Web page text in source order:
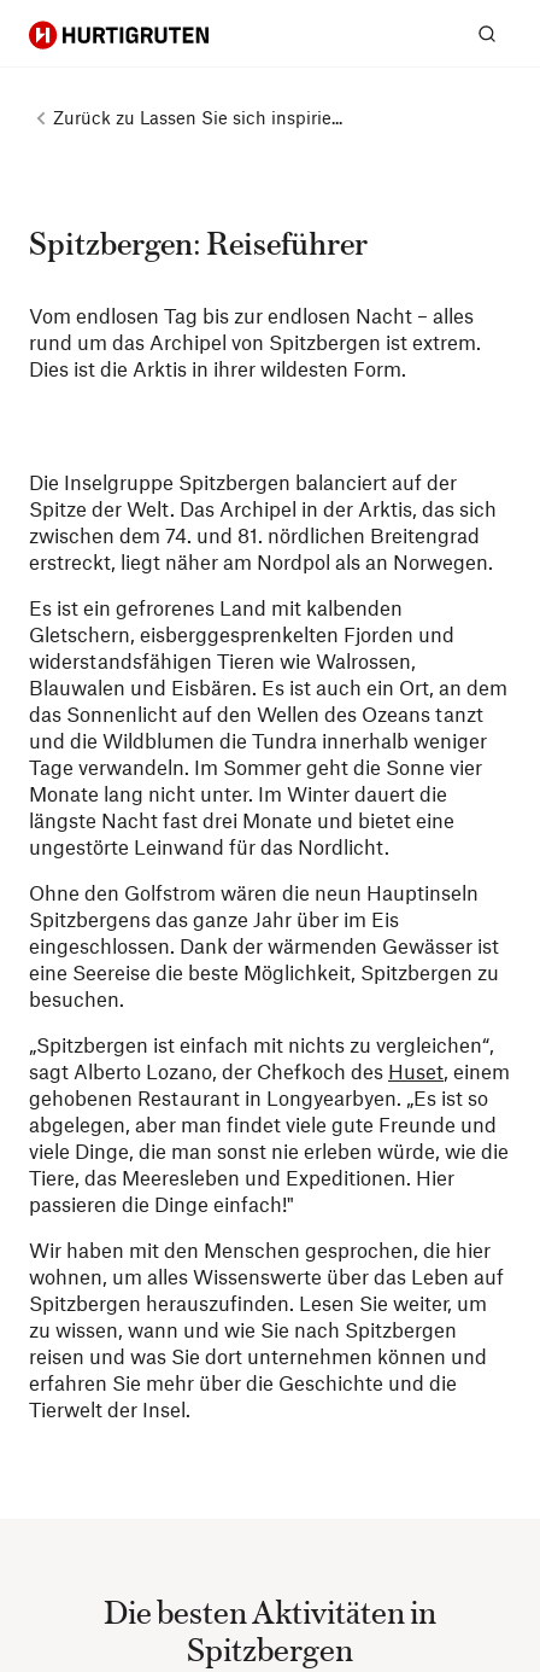
Hurtigruten
Zurück zu Lassen Sie sich inspirie...
Spitzbergen: Reiseführer
Vom endlosen Tag bis zur endlosen Nacht – alles
rund um das Archipel von Spitzbergen ist extrem.
Dies ist die Arktis in ihrer wildesten Form.
Die Inselgruppe Spitzbergen balanciert auf der
Spitze der Welt. Das Archipel in der Arktis, das sich
zwischen dem 74. und 81. nördlichen Breitengrad
erstreckt, liegt näher am Nordpol als an Norwegen.
Es ist ein gefrorenes Land mit kalbenden
Gletschern, eisberggesprenkelten Fjorden und
widerstandsfähigen Tieren wie Walrossen,
Blauwalen und Eisbären. Es ist auch ein Ort, an dem
das Sonnenlicht auf den Wellen des Ozeans tanzt
und die Wildblumen die Tundra innerhalb weniger
Tage verwandeln. Im Sommer geht die Sonne vier
Monate lang nicht unter. Im Winter dauert die
längste Nacht fast drei Monate und bietet eine
ungestörte Leinwand für das Nordlicht.
Ohne den Golfstrom wären die neun Hauptinseln
Spitzbergens das ganze Jahr über im Eis
eingeschlossen. Dank der wärmenden Gewässer ist
eine Seereise die beste Möglichkeit, Spitzbergen zu
besuchen.
„Spitzbergen ist einfach mit nichts zu vergleichen“,
sagt Alberto Lozano, der Chefkoch des Huset, einem
gehobenen Restaurant in Longyearbyen. „Es ist so
abgelegen, aber man findet viele gute Freunde und
viele Dinge, die man sonst nie erleben würde, wie die
Tiere, das Meeresleben und Expeditionen. Hier
passieren die Dinge einfach!"
Wir haben mit den Menschen gesprochen, die hier
wohnen, um alles Wissenswerte über das Leben auf
Spitzbergen herauszufinden. Lesen Sie weiter, um
zu wissen, wann und wie Sie nach Spitzbergen
reisen und was Sie dort unternehmen können und
erfahren Sie mehr über die Geschichte und die
Tierwelt der Insel.
Die besten Aktivitäten in
Spitzbergen